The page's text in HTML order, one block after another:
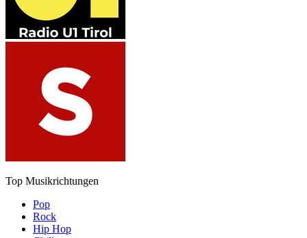
Top Musikrichtungen
Pop
Rock
Hip Hop